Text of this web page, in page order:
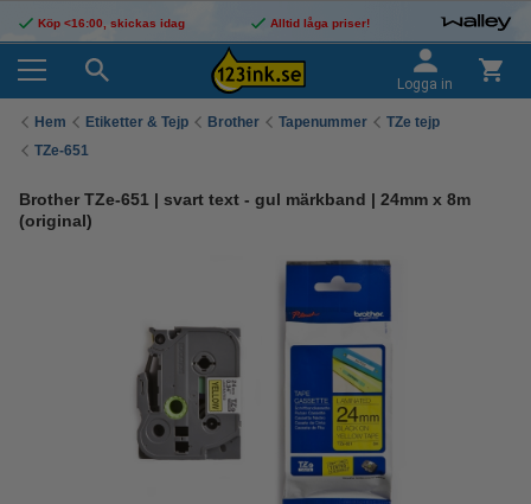
Köp <16:00, skickas idag Alltid låga priser!
Logga in
Hem Etiketter & Tejp Brother Tapenummer
TZe tejp
TZe-651
Brother TZe-651 | svart text - gul märkband | 24mm x 8m
(original)